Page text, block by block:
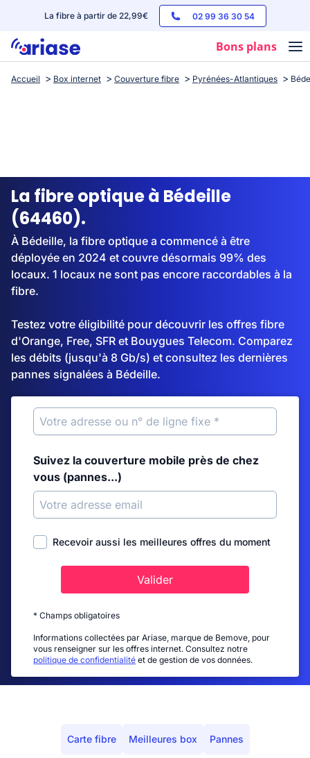
La fibre à partir de 22,99€ 02 99 36 30 54
Bons plans
Box internet
Streaming
Accueil Box internet Couverture fibre Pyrénées-Atlantiques
La fibre optique à Bédeille
(64460).
À Bédeille, la fibre optique a commencé à être
déployée en 2024 et couvre désormais 99% des
locaux. 1 locaux ne sont pas encore raccordables à la
fibre.
Testez votre éligibilité pour découvrir les offres fibre
d'Orange, Free, SFR et Bouygues Telecom. Comparez
les débits (jusqu'à 8 Gb/s) et consultez les dernières
pannes signalées à Bédeille.
Suivez la couverture mobile près de chez
vous (pannes...)
Recevoir aussi les meilleures offres du moment
Valider
* Champs obligatoires
Informations collectées par Ariase, marque de Bemove, pour
vous renseigner sur les offres internet. Consultez notre
politique de confidentialité et de gestion de vos données.
Carte fibre Meilleures box Pannes